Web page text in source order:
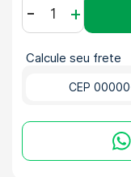
- +
Calcule seu frete